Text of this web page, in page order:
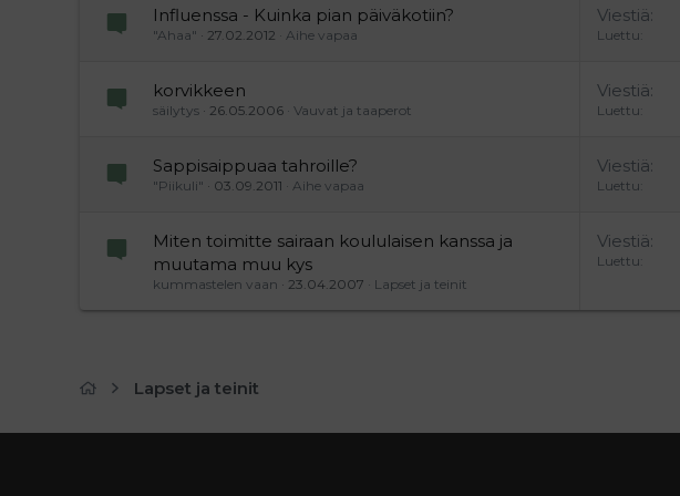
Influenssa - Kuinka pian päiväkotiin?
"Ahaa" 27.02.2012 Aihe vapaa
Viestiä
Luettu
korvikkeen
säilytys 26.05.2006 Vauvat ja taaperot
Viestiä
Luettu
Sappisaippuaa tahroille?
"Piikuli" 03.09.2011 Aihe vapaa
Viestiä
Luettu
Miten toimitte sairaan koululaisen kanssa ja
muutama muu kys
kummastelen vaan 23.04.2007 Lapset ja teinit
Viestiä
Luettu
Lapset ja teinit